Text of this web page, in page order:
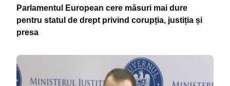
Parlamentul European cere măsuri mai dure
pentru statul de drept privind corupția, justiția și
presa